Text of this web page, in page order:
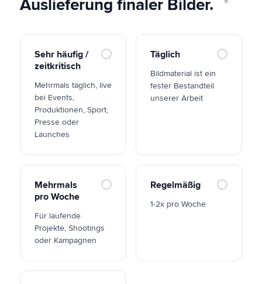
Auslieferung finaler Bilder.
Sehr häufig /
zeitkritisch
Mehrmals täglich, live
bei Events,
Produktionen, Sport,
Presse oder
Launches
Täglich
Bildmaterial ist ein
fester Bestandteil
unserer Arbeit
Mehrmals
pro Woche
Für laufende
Projekte, Shootings
oder Kampagnen
Regelmäßig
1-2x pro Woche